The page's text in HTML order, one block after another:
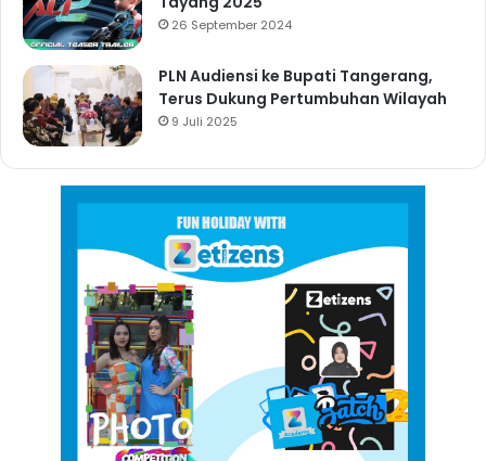
26 September 2024
PLN Audiensi ke Bupati Tangerang,
Terus Dukung Pertumbuhan Wilayah
9 Juli 2025